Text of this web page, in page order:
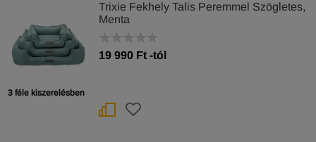
3 féle kiszerelésben
Trixie Fekhely Talis Peremmel Szögletes,
Menta
19 990 Ft -tól